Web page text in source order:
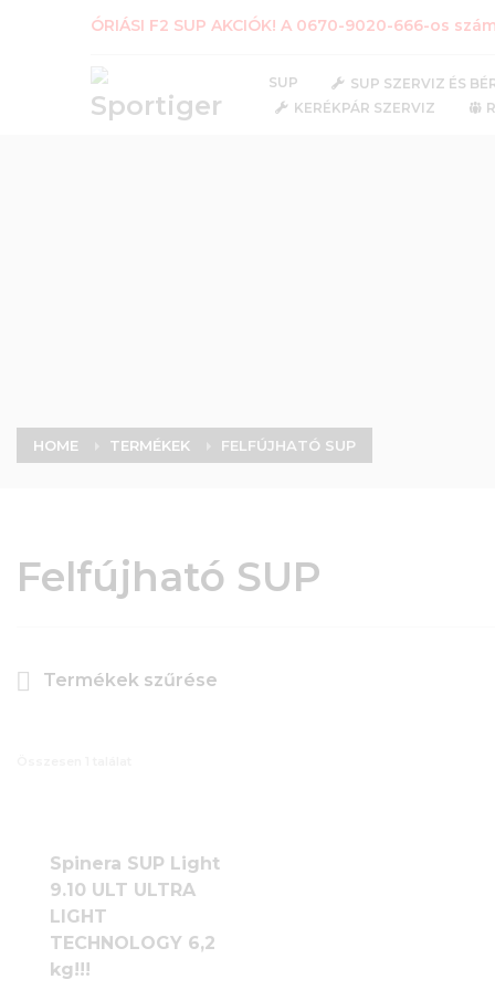
ÓRIÁSI F2 SUP AKCIÓK! A 0670-9020-666-os
SUP SUP SZERVIZ ÉS
KERÉKPÁR SZERVIZ
HOME TERMÉKEK FELFÚJHATÓ SUP
Felfújható SUP
Termékek szűrése
Spinera SUP Light
9.10 ULT ULTRA
LIGHT
TECHNOLOGY 6,2
kg!!!